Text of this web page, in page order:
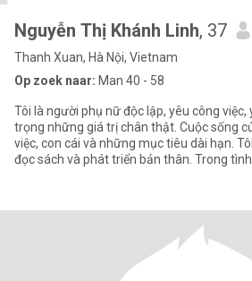
Nguyễn Thị Khánh Linh, 37
Thanh Xuan, Hà Nội, Vietnam
Op zoek naar: Man 40 - 58
Tôi là người phụ nữ độc lập, yêu công
trọng những giá trị chân thật. Cuộc sống
việc, con cái và những mục tiêu dài hạn.
đọc sách và phát triển bản thân. Trong